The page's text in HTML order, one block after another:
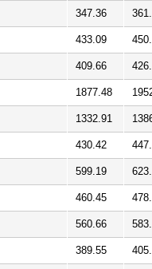
347.36
433.09
409.66
1877.48
1332.91
430.42
599.19
460.45
560.66
389.55